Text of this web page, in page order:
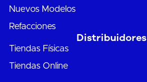
Nuevos Modelos
Refacciones
Distribuidores
Tiendas Físicas
Tiendas Online